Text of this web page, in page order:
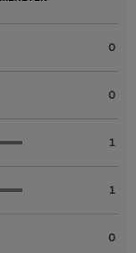
0
0
1
1
0